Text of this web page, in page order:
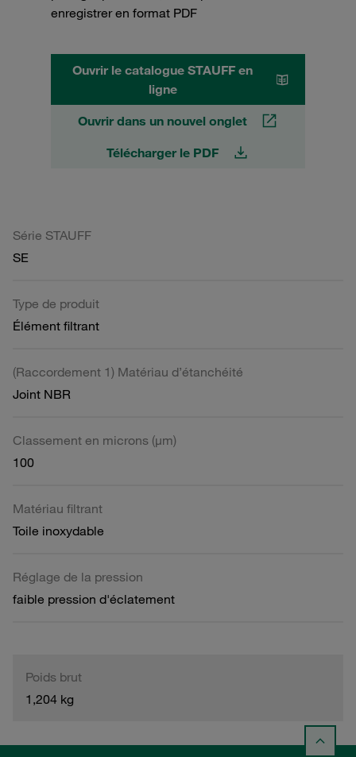
enregistrer en format PDF
Ouvrir le catalogue STAUFF en
ligne
Ouvrir dans un nouvel onglet
Télécharger le PDF
Série STAUFF
SE
Type de produit
Élément filtrant
(Raccordement 1) Matériau d’étanchéité
Joint NBR
Classement en microns (µm)
100
Matériau filtrant
Toile inoxydable
Réglage de la pression
faible pression d'éclatement
Poids brut
1,204 kg